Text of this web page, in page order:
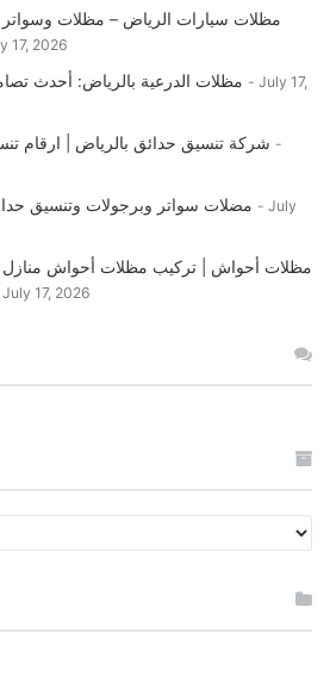
مظلات سيارات الرياض – مظلات
17, 2026
مظلات الدرعية بالرياض: أحدث تصاميم 2026 بأسعار
July 17,
شركة تنسيق حدائق بالرياض | ارقام
مضلات سواتر وبرجولات وتنسيق
July
مظلات أحواش | تركيب مظلات أحواش
July 17, 2026